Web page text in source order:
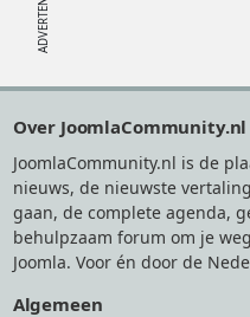
Over JoomlaCommunity.nl
JoomlaCommunity.nl is de
nieuws, de nieuwste
gaan, de complete agenda,
behulpzaam forum om je
Joomla. Voor én door de
Algemeen